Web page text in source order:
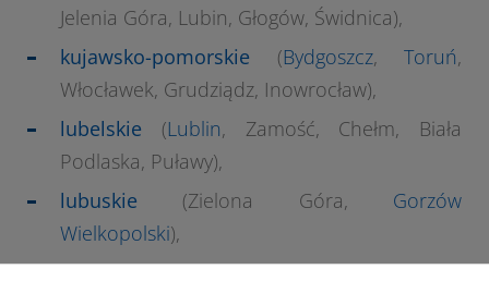
Jelenia Góra, Lubin, Głogów, Świdnica),
kujawsko-pomorskie (Bydgoszcz, Toruń,
Włocławek, Grudziądz, Inowrocław),
lubelskie (Lublin, Zamość, Chełm, Biała
Podlaska, Puławy),
lubuskie (Zielona Góra, Gorzów
Wielkopolski),
łódzkie(Łódź, Piotrków Trybunalski,